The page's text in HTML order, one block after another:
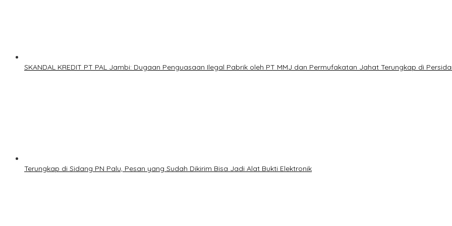
SKANDAL KREDIT PT PAL Jambi: Dugaan Penguasaan Ilegal Pabrik oleh PT MMJ dan Permufakatan Jahat Terungkap di
Terungkap di Sidang PN Palu, Pesan yang Sudah Dikirim Bisa Jadi Alat Bukti Elektronik